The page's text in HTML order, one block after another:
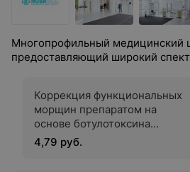
Многопрофильный медицинский
предоставляющий широкий
Коррекция функциональных
морщин препаратом на
основе ботулотоксина
«Диспорт» (1 единица)
4,79 руб.